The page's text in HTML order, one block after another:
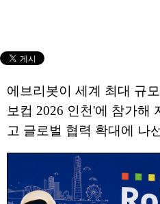
에브리봇이 세계 최대 규
보컵 2026 인천'에 참가해
고 글로벌 협력 확대에 나